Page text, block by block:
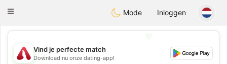
ÖsterreichChat
Toggle
Mode Inloggen
💖
Vind je perfecte match
Download nu onze dating-app!